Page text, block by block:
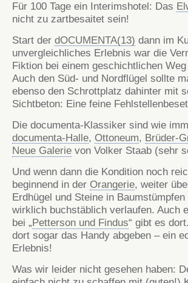
Für 100 Tage ein Interimshotel: Das
nicht zu zartbesaitet sein!
Start der dOCUMENTA(13) dann im
unvergleichliches Erlebnis war die
Fiktion bei einem geschichtlichen
Auch den Süd- und Nordflügel sollte
ebenso den Schrottplatz dahinter mit
Sichtbeton: Eine feine
Die documenta-Klassiker sind wie
documenta-Halle, Ottoneum, Brüder-
Neue Galerie von Volker Staab (sehr
Und wenn dann die Kondition noch
beginnend in der Orangerie, weiter
Erdhügel und Steine in
wirklich buchstäblich verlaufen. Auch
bei „Petterson und Findus“ gibt es
dort sogar das Handy abgeben – ein
Erlebnis!
Was wir leider nicht gesehen haben: